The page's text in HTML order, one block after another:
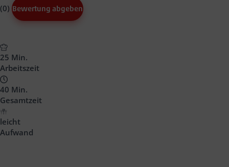
(0) Bewertung abgeben
25 Min.
Arbeitszeit
40 Min.
Gesamtzeit
leicht
Aufwand